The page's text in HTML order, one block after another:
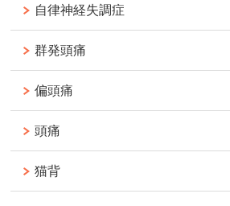
自律神経失調症
群発頭痛
偏頭痛
頭痛
猫背